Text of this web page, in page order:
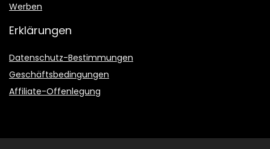
Werben
Erklärungen
Datenschutz-Bestimmungen
Geschäftsbedingungen
Affiliate-Offenlegung